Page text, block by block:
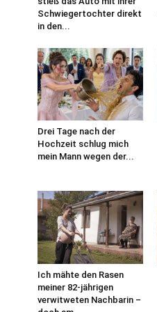
Schwiegertochter direkt
in den...
Drei Tage nach der
Hochzeit schlug mich
mein Mann wegen der...
Ich mähte den Rasen
meiner 82-jährigen
verwitweten Nachbarin –